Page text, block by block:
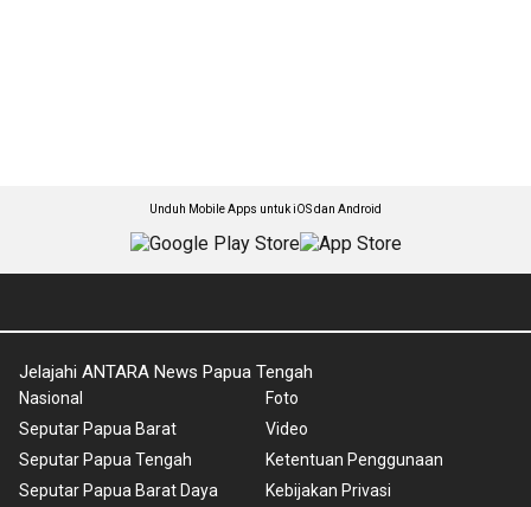
Unduh Mobile Apps untuk iOS dan Android
Jelajahi ANTARA News Papua Tengah
Nasional
Seputar Papua Barat
Seputar Papua Tengah
Seputar Papua Barat Daya
Foto
Video
Ketentuan Penggunaan
Kebijakan Privasi